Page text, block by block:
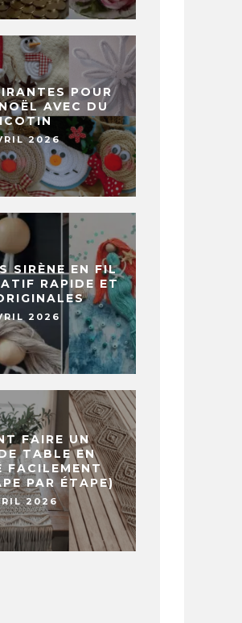
SYMPAS À
VOTRE
POUR
AVEC DU
2026
SIRÈNE EN FIL
RAPIDE ET
2026
FAIRE UN
TABLE EN
FACILEMENT
PAR ÉTAPE)
2026